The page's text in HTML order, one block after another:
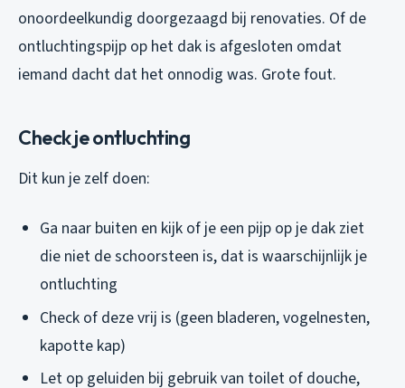
onoordeelkundig doorgezaagd bij renovaties. Of de
ontluchtingspijp op het dak is afgesloten omdat
iemand dacht dat het onnodig was. Grote fout.
Check je ontluchting
Dit kun je zelf doen:
Ga naar buiten en kijk of je een pijp op je dak ziet
die niet de schoorsteen is, dat is waarschijnlijk je
ontluchting
Check of deze vrij is (geen bladeren, vogelnesten,
kapotte kap)
Let op geluiden bij gebruik van toilet of douche,